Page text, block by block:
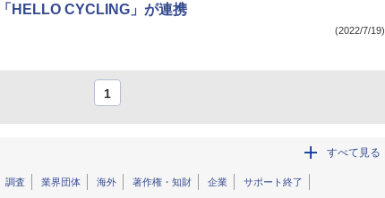
HELLO CYCLING」が連携
(2022/7/19)
1
すべて見る
調査 業界団体 海外 著作権・知財 企業 サポート終了